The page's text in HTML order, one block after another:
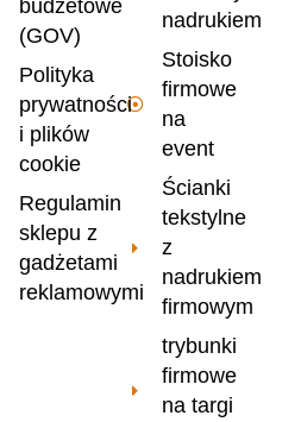
nadrukiem
Stoisko
firmowe
na
event
Ścianki
tekstylne
z
nadrukiem
firmowym
trybunki
firmowe
na targi
budżetowe
(GOV)
Polityka
prywatności
i plików
cookie
Regulamin
sklepu z
gadżetami
reklamowymi